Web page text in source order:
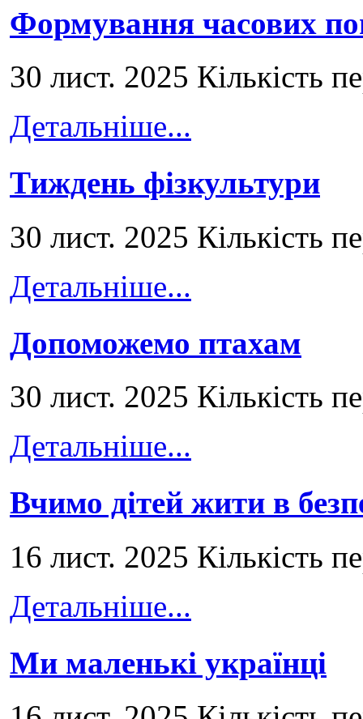
Формування часових
30 лист. 2025 Кількість
Детальніше...
Тиждень фізкультури
30 лист. 2025 Кількість
Детальніше...
Допоможемо птахам
30 лист. 2025 Кількість
Детальніше...
Вчимо дітей жити в
16 лист. 2025 Кількість
Детальніше...
Ми маленькі українці